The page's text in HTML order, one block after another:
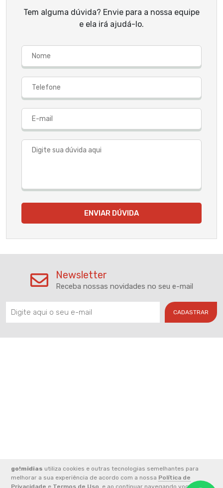
go!midias utiliza cookies e outras tecnologias semelhantes para
melhorar a sua experiência de acordo com a nossa Política de
Privacidade e Termos de Uso , e ao continuar navegando você
Tem alguma dúvida? Envie para a nossa equipe
e ela irá ajudá-lo.
ENVIAR DÚVIDA
Newsletter
Receba nossas novidades no seu e-mail
CADASTRAR
2026 © CNPJ: 33.852.824/0001-49 - FERREIRA E ALVES
COMUNICACAO LTDA